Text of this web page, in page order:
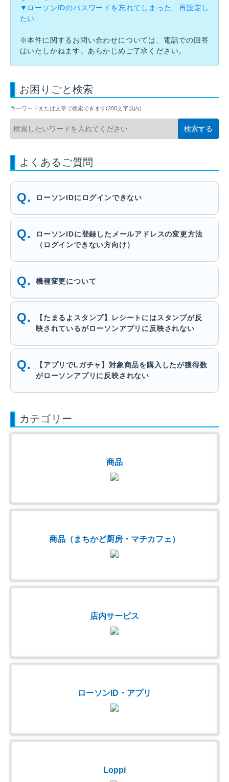
▼ローソンIDのパスワードを忘れてしまった、再設定し
たい
※本件に関するお問い合わせについては、電話での回答
はいたしかねます。あらかじめご了承ください。
お困りごと検索
キーワードまたは文章で検索できます(200文字以内)
よくあるご質問
ローソンIDにログインできない
ローソンIDに登録したメールアドレスの変更方法
（ログインできない方向け）
機種変更について
【たまるよスタンプ】レシートにはスタンプが反
映されているがローソンアプリに反映されない
【アプリでLガチャ】対象商品を購入したが獲得数
がローソンアプリに反映されない
カテゴリー
商品
商品（まちかど厨房・マチカフェ）
店内サービス
ローソンID・アプリ
Loppi